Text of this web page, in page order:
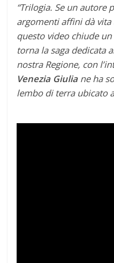
“Trilogia. Se un
argomenti affini dà
questo video chiude un
torna la saga dedicata
nostra Regione, con
Venezia Giulia ne ha
lembo di terra ubicato